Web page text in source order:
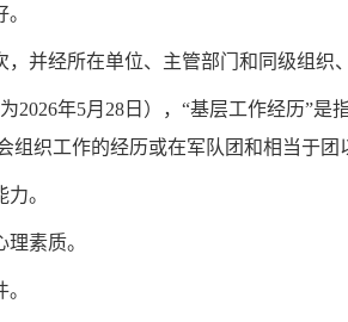
，并经所在单位、主管部门和同级组织
2026年5月 28 日）， “基层工作经历”是
组织工作的经历或在军队团和相当于团
。
素质。